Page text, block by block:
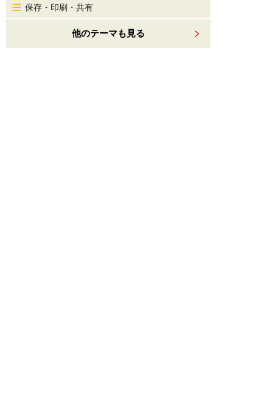
保存・印刷・共有
他のテーマも見る